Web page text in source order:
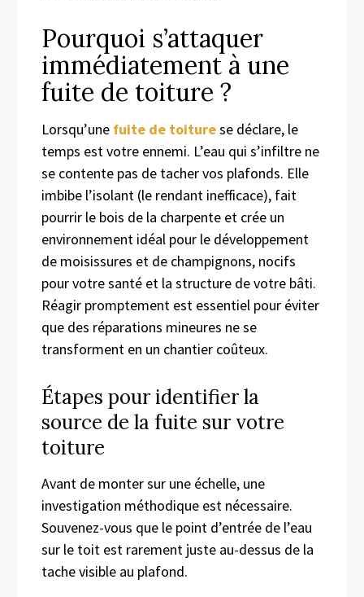
Pourquoi s’attaquer
immédiatement à une
fuite de toiture ?
Lorsqu’une fuite de toiturese déclare, le
temps est votre ennemi. L’eau qui s’infiltre ne
se contente pas de tacher vos plafonds. Elle
imbibe l’isolant (le rendant inefficace), fait
pourrir le bois de la charpente et crée un
environnement idéal pour le développement
de moisissures et de champignons, nocifs
pour votre santé et la structure de votre bâti.
Réagir promptement est essentiel pour éviter
que des réparations mineures ne se
transforment en un chantier coûteux.
Étapes pour identifier la
source de la fuite sur votre
toiture
Avant de monter sur une échelle, une
investigation méthodique est nécessaire.
Souvenez-vous que le point d’entrée de l’eau
sur le toit est rarement juste au-dessus de la
tache visible au plafond.